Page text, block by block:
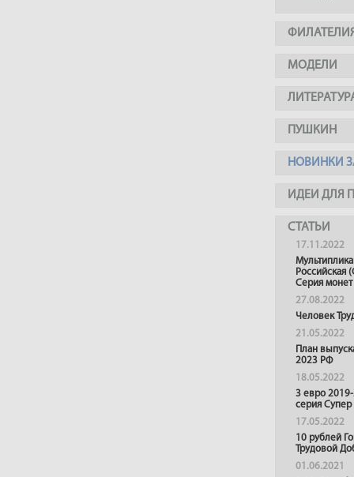
МОДЕЛИ
ПУШКИН
НОВИНКИ
ИДЕИ ДЛЯ
СТАТЬИ
17.11.2022
Российская
Серия монет
27.08.2022
Человек
21.05.2022
План
2023 РФ
18.05.2022
3 евро
серия
17.05.2022
10 рублей
Трудовой
01.06.2021